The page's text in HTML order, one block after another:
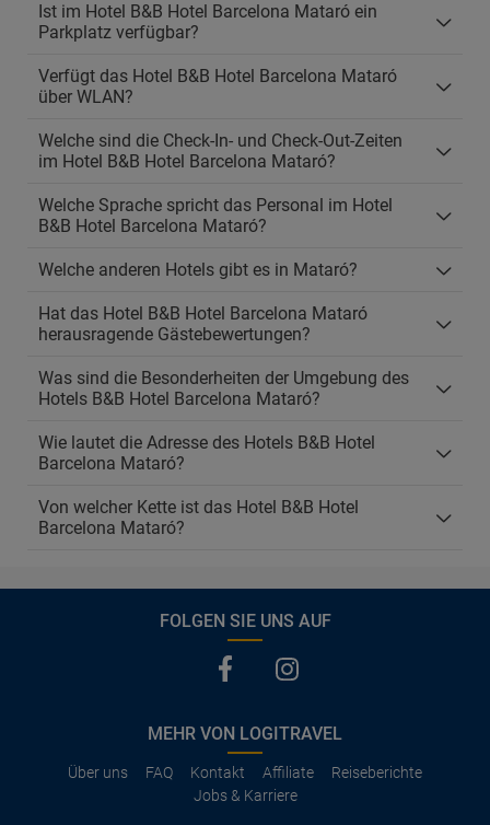
Ist im Hotel B&B Hotel Barcelona Mataró ein
Parkplatz verfügbar?
Verfügt das Hotel B&B Hotel Barcelona Mataró
über WLAN?
Welche sind die Check-In- und Check-Out-Zeiten
im Hotel B&B Hotel Barcelona Mataró?
Welche Sprache spricht das Personal im Hotel
B&B Hotel Barcelona Mataró?
Welche anderen Hotels gibt es in Mataró?
Hat das Hotel B&B Hotel Barcelona Mataró
herausragende Gästebewertungen?
Was sind die Besonderheiten der Umgebung des
Hotels B&B Hotel Barcelona Mataró?
Wie lautet die Adresse des Hotels B&B Hotel
Barcelona Mataró?
Von welcher Kette ist das Hotel B&B Hotel
Barcelona Mataró?
FOLGEN SIE UNS AUF
MEHR VON LOGITRAVEL
Über uns FAQ Kontakt Affiliate
Reiseberichte
Jobs & Karriere